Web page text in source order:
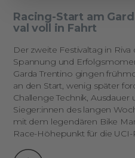
Racing-Start am
val voll in Fahrt
Der zweite Festivaltag in
Spannung und
Garda Trentino gingen
an den Start, wenig später
Challenge Technik, Ausdauer
Sieger:innen des langen
mit dem legendären Bike
Race-Höhepunkt für die UCI-